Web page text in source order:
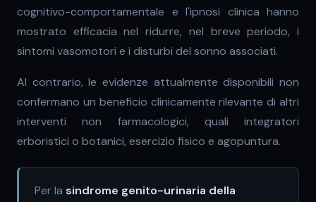
cognitivo-comportamentale e l'ipnosi clinica hanno
mostrato efficacia nel ridurre, nel breve periodo, i
sintomi vasomotori e i disturbi del sonno associati.
Al contrario, le evidenze attualmente disponibili non
confermano un beneficio clinicamente rilevante di altri
interventi non farmacologici, quali integratori
erboristici o botanici, esercizio fisico e agopuntura.
Per lasindrome genito-urinaria della